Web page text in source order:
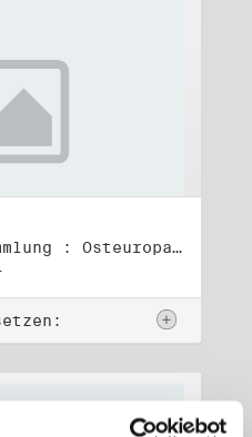
Titel: Materialsammlung : Osteuropa (1)